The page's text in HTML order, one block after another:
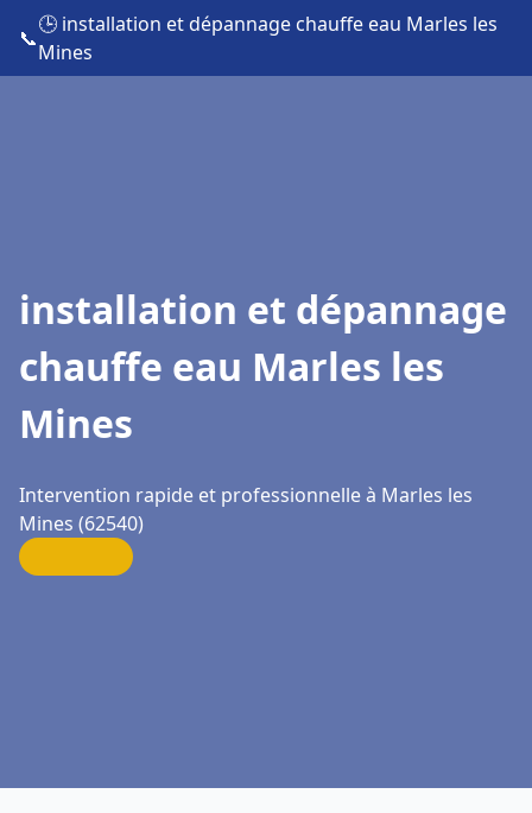
📞
🕒 installation et dépannage chauffe eau Marles les
Mines
installation et dépannage
chauffe eau Marles les
Mines
Intervention rapide et professionnelle à Marles les
Mines (62540)